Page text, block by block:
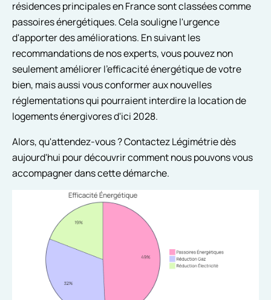
résidences principales en France sont classées comme
passoires énergétiques. Cela souligne l'urgence
d'apporter des améliorations. En suivant les
recommandations de nos experts, vous pouvez non
seulement améliorer l'efficacité énergétique de votre
bien, mais aussi vous conformer aux nouvelles
réglementations qui pourraient interdire la location de
logements énergivores d'ici 2028.
Alors, qu'attendez-vous ? Contactez Légimétrie dès
aujourd'hui pour découvrir comment nous pouvons vous
accompagner dans cette démarche.